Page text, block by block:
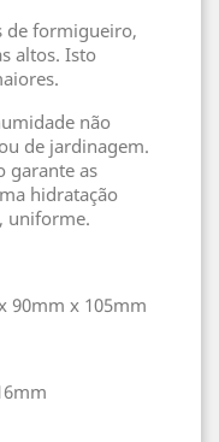
de formigueiro,
altos. Isto
não
de jardinagem.
garante as
hidratação
uniforme.
90mm x 105mm